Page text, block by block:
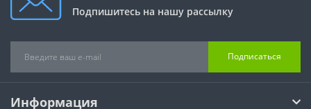
Подпишитесь на нашу рассылку
Подписаться
Информация